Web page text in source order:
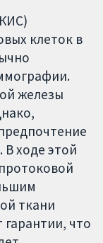
клеток в
железы
ходе этой
ткани
что